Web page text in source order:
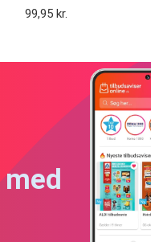
99,95 kr.